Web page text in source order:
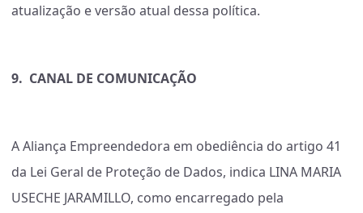
atualização e versão atual dessa política.
9. CANAL DE COMUNICAÇÃO
A Aliança Empreendedora em obediência do artigo 41
da Lei Geral de Proteção de Dados, indica LINA MARIA
USECHE JARAMILLO, como encarregado pela